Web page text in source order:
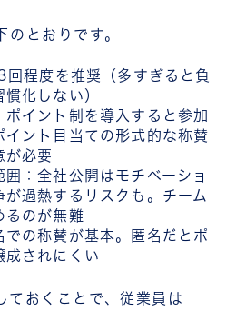
のとおりです。
程度を推奨（多すぎると負
化しない）
イント制を導入すると参加
イント目当ての形式的な称賛
が必要
：全社公開はモチベーショ
が過熱するリスクも。チーム
るのが無難
での称賛が基本。匿名だとポ
成されにくい
ておくことで、従業員は